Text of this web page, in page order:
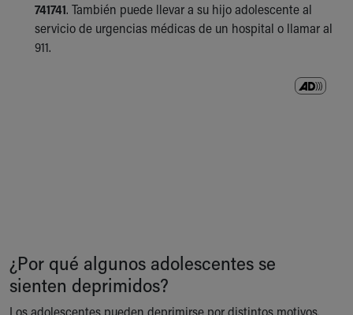
741741. También puede llevar a su hijo adolescente al
servicio de urgencias médicas de un hospital o llamar al
911.
¿Por qué algunos adolescentes se
sienten deprimidos?
Los adolescentes pueden deprimirse por distintos motivos.